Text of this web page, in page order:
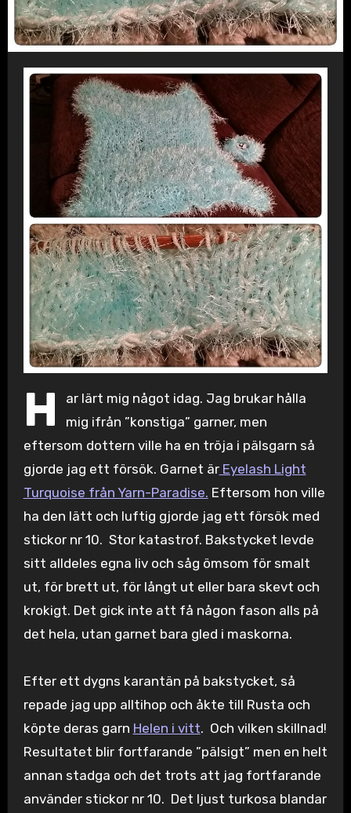
H
ar lärt mig något idag. Jag brukar hålla
mig ifrån ”konstiga” garner, men
eftersom dottern ville ha en tröja i pälsgarn så
gjorde jag ett försök. Garnet ärEyelash Light
Turquoise från Yarn-Paradise. Eftersom hon ville
ha den lätt och luftig gjorde jag ett försök med
stickor nr 10. Stor katastrof. Bakstycket levde
sitt alldeles egna liv och såg ömsom för smalt
ut, för brett ut, för långt ut eller bara skevt och
krokigt. Det gick inte att få någon fason alls på
det hela, utan garnet bara gled i maskorna.
Efter ett dygns karantän på bakstycket, så
repade jag upp alltihop och åkte till Rusta och
köpte deras garn Helen i vitt. Och vilken skillnad!
Resultatet blir fortfarande ”pälsigt” men en helt
annan stadga och det trots att jag fortfarande
använder stickor nr 10. Det ljust turkosa blandar